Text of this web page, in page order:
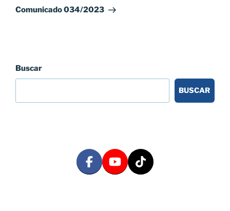
entrada
Comunicado 034/2023
Buscar
BUSCAR